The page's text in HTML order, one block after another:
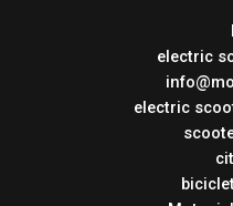
electric
electric